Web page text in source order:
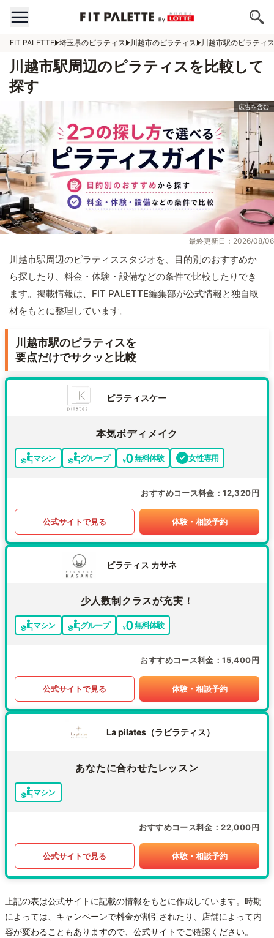
FIT PALETTE 埼玉県のピラティス 川越市のピラティス 川越市駅のピラティス
川越市駅周辺のピラティスを比較して
探す
最終更新日：2026/08/06
川越市駅周辺のピラティススタジオを、目的別のおすすめか
ら探したり、料金・体験・設備などの条件で比較したりでき
ます。掲載情報は、FIT PALETTE編集部が公式情報と独自取
材をもとに整理しています。
川越市駅のピラティスを
要点だけでサクッと比較
ピラティスケー
本気ボディメイク
マシン グループ 無料体験 女性専用
おすすめコース料金 12,320円
公式サイトで見る 体験・相談予約
ピラティス カサネ
少人数制クラスが充実！
マシン グループ 無料体験
おすすめコース料金 15,400円
公式サイトで見る 体験・相談予約
La pilates（ラピラティス）
あなたに合わせたレッスン
マシン
おすすめコース料金 22,000円
公式サイトで見る 体験・相談予約
上記の表は公式サイトに記載の情報をもとに作成しています。時期
によっては、キャンペーンで料金が割引されたり、店舗によって内
容が変わることもありますので、公式サイトでご確認ください。